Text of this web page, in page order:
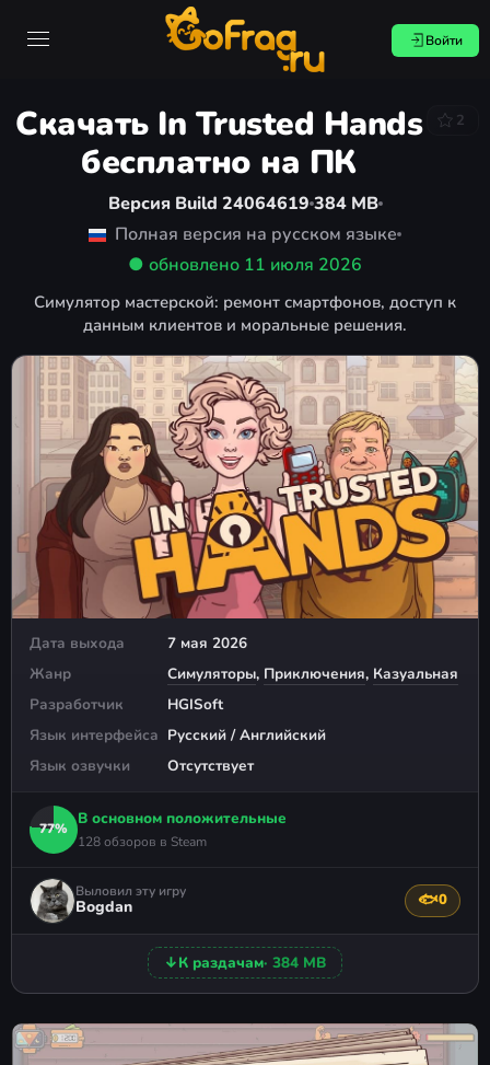
Войти
Скачать In Trusted Hands
бесплатно на ПК
2
Версия Build 24064619 384 MB
Полная версия на русском языке
● обновлено 11 июля 2026
Симулятор мастерской: ремонт смартфонов, доступ к
данным клиентов и моральные решения.
Дата выхода
7 мая 2026
Жанр
Симуляторы, Приключения, Казуальная
Разработчик
HGISoft
Язык интерфейса Русский / Английский
Язык озвучки
Отсутствует
77%
В основном положительные
128 обзоров в Steam
Выловил эту игру
Bogdan 🐟0
↓К раздачам· 384 MB